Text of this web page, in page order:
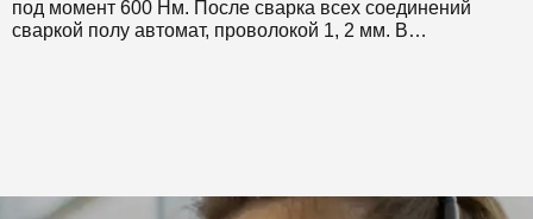
под момент 600 Нм. После сварка всех соединений
сваркой полу автомат, проволокой 1, 2 мм. В